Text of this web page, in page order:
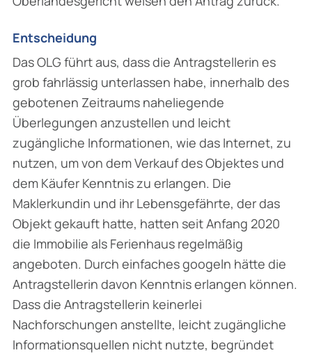
Entscheidung
Das OLG führt aus, dass die Antragstellerin es
grob fahrlässig unterlassen habe, innerhalb des
gebotenen Zeitraums naheliegende
Überlegungen anzustellen und leicht
zugängliche Informationen, wie das Internet, zu
nutzen, um von dem Verkauf des Objektes und
dem Käufer Kenntnis zu erlangen. Die
Maklerkundin und ihr Lebensgefährte, der das
Objekt gekauft hatte, hatten seit Anfang 2020
die Immobilie als Ferienhaus regelmäßig
angeboten. Durch einfaches googeln hätte die
Antragstellerin davon Kenntnis erlangen können.
Dass die Antragstellerin keinerlei
Nachforschungen anstellte, leicht zugängliche
Informationsquellen nicht nutzte, begründet